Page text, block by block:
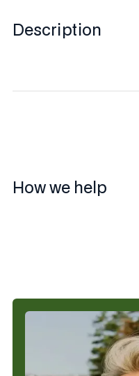
Description
How we help